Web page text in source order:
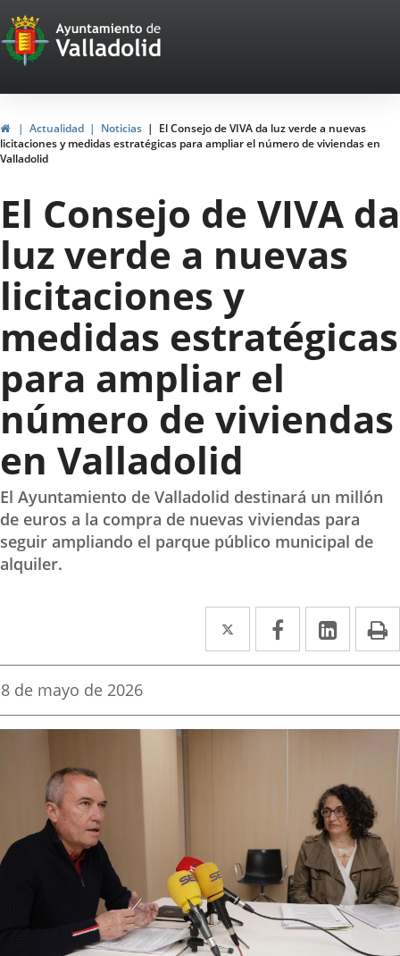
Portal
Web
del
Ayuntamiento
de
Valladolid
InicioActualidad Noticias
El Consejo de VIVA da luz verde a nuevas
licitaciones y medidas estratégicas para ampliar el número de viviendas en
Valladolid
El Consejo de VIVA da
luz verde a nuevas
licitaciones y
medidas estratégicas
para ampliar el
número de viviendas
en Valladolid
El Ayuntamiento de Valladolid destinará un millón
de euros a la compra de nuevas viviendas para
seguir ampliando el parque público municipal de
alquiler.
Twitter
Enlace
a
aplicación
Facebook
Enlace
a
aplicación
Enlace
a
Fecha
la
8 de mayo de 2026